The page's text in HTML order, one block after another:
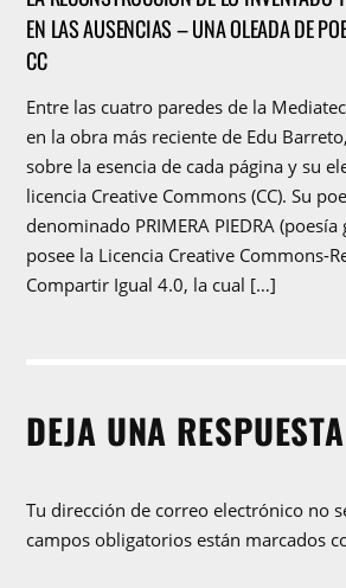
EN LAS AUSENCIAS – UNA OLEADA DE
CC
Entre las cuatro paredes de la
en la obra más reciente de Edu
sobre la esencia de cada página y su
licencia Creative Commons (CC). Su
denominado PRIMERA PIEDRA
posee la Licencia Creative Commons-
Compartir Igual 4.0, la cual […]
DEJA UNA RESPUESTA
Tu dirección de correo electrónico no
campos obligatorios están marcados